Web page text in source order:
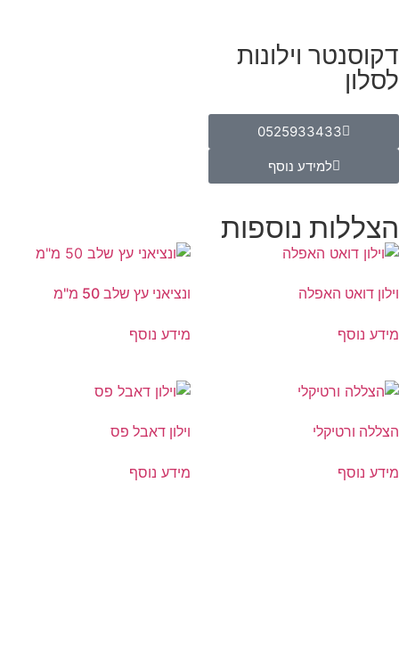
דקוסנטר וילונות
לסלון
0525933433
למידע נוסף
הצללות נוספות
וילון דואט האפלה
מידע נוסף
ונציאני עץ שלב 50 מ"מ
מידע נוסף
הצללה ורטיקלי
מידע נוסף
וילון דאבל פס
מידע נוסף